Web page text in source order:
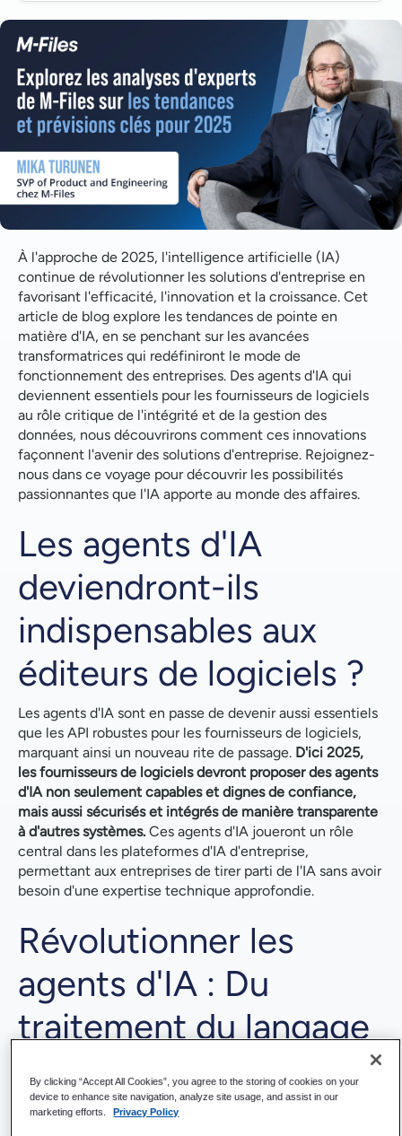
Les agents d'IA deviendront-ils indispensables aux
éditeurs de logiciels ?
Révolutionner les agents d'IA : Du traitement du
langage naturel aux décisions en temps réel
L'intégrité des données deviendra un élément clé de
l'IA dans la prise de décision au sein de l'entreprise
Le rôle essentiel de l'intégrité des données pour la
pertinence, la précision et la sécurité
Libérer le potentiel de l'IA grâce à des données
curatées, connectées et confidentielles
L'évolution stratégique de la gestion des données
dans l'IA
Stratégie mondiale en matière d'IA : S'adapter aux
différences réglementaires entre l'UE et les États-
Unis
Comment assurer la conformité tout en favorisant
l'innovation en matière d'IA ?
Les réglementations nationales en matière d'IA
Embrasser l'avenir : Naviguer dans le paysage évolutif
de l'IA d'entreprise
À l'approche de 2025, l'intelligence artificielle (IA)
continue de révolutionner les solutions d'entreprise en
favorisant l'efficacité, l'innovation et la croissance. Cet
article de blog explore les tendances de pointe en
matière d'IA, en se penchant sur les avancées
transformatrices qui redéfiniront le mode de
fonctionnement des entreprises. Des agents d'IA qui
deviennent essentiels pour les fournisseurs de logiciels
au rôle critique de l'intégrité et de la gestion des
données, nous découvrirons comment ces innovations
façonnent l'avenir des solutions d'entreprise. Rejoignez-
nous dans ce voyage pour découvrir les possibilités
passionnantes que l'IA apporte au monde des affaires.
Les agents d'IA
deviendront-ils
indispensables aux
éditeurs de logiciels ?
Les agents d'IA sont en passe de devenir aussi essentiels
que les API robustes pour les fournisseurs de logiciels,
marquant ainsi un nouveau rite de passage. D'ici 2025,
les fournisseurs de logiciels devront proposer des agents
d'IA non seulement capables et dignes de confiance,
mais aussi sécurisés et intégrés de manière transparente
à d'autres systèmes. Ces agents d'IA joueront un rôle
central dans les plateformes d'IA d'entreprise,
permettant aux entreprises de tirer parti de l'IA sans avoir
besoin d'une expertise technique approfondie.
Révolutionner les
agents d'IA : Du
traitement du langage
naturel aux décisions
en temps réel
By clicking “Accept All Cookies”, you agree to the storing of cookies on your
device to enhance site navigation, analyze site usage, and assist in our
marketing efforts.
Privacy Policy